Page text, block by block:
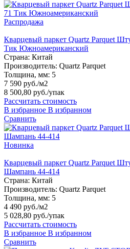
Распродажа
Кварцевый паркет Quartz Parquet
Тик Южноамериканский
Страна: Китай
Производитель: Quartz Parquet
Толщина, мм: 5
7 590 руб./м2
8 500,80 руб./упак
Рассчитать стоимость
В избранное В избранном
Сравнить
Новинка
Кварцевый паркет Quartz Parquet
Шампань 44-414
Страна: Китай
Производитель: Quartz Parquet
Толщина, мм: 5
4 490 руб./м2
5 028,80 руб./упак
Рассчитать стоимость
В избранное В избранном
Сравнить